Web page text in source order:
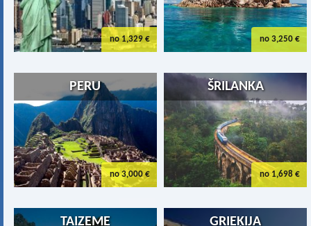
no 1,329 € no 3,250 €
no 3,000 €
PERU
no 1,698 €
ŠRILANKA
TAIZEME GRIEĶIJA